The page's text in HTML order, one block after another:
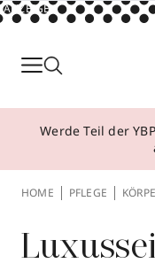
ANZEIGE
Parfum
Make-up
Über
Werde Teil der
HOME PFLEGE